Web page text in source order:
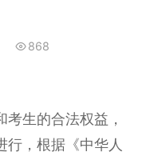
868
生的合法权益，
行，根据《中华人